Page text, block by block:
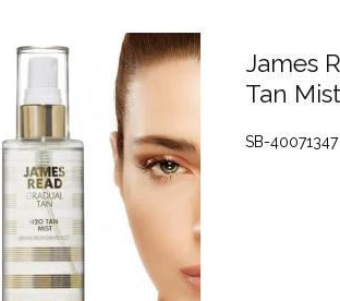
James
Tan
SB-40071347